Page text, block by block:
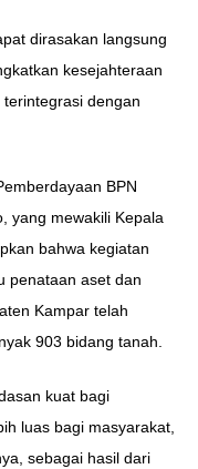
dirasakan langsung
kesejahteraan
dengan
BPN
yang mewakili Kepala
bahwa kegiatan
penataan aset dan
Kampar telah
903 bidang tanah.
kuat bagi
luas bagi masyarakat,
sebagai hasil dari